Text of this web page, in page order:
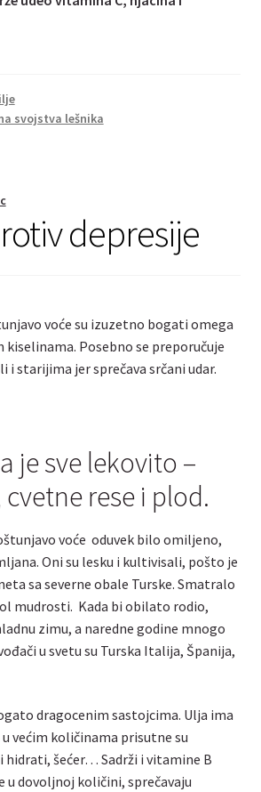
svojstva lešnika
depresije
voće su izuzetno bogati omega
kiselinama. Posebno se preporučuje
i starijima jer sprečava srčani udar.
je sve lekovito –
rese i plod.
voće oduvek bilo omiljeno,
Oni su lesku i kultivisali, pošto je
sa severne obale Turske. Smatralo
mudrosti. Kada bi obilato rodio,
zimu, a naredne godine mnogo
u svetu su Turska Italija, Španija,
dragocenim sastojcima. Ulja ima
većim količinama prisutne su
hidrati, šećer… Sadrži i vitamine B
u dovoljnoj količini, sprečavaju